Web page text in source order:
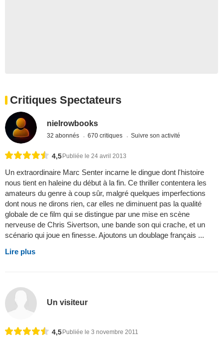
Critiques Spectateurs
nielrowbooks
32 abonnés 670 critiques Suivre son activité
4,5 Publiée le 24 avril 2013
Un extraordinaire Marc Senter incarne le dingue dont l'histoire
nous tient en haleine du début à la fin. Ce thriller contentera les
amateurs du genre à coup sûr, malgré quelques imperfections
dont nous ne dirons rien, car elles ne diminuent pas la qualité
globale de ce film qui se distingue par une mise en scène
nerveuse de Chris Sivertson, une bande son qui crache, et un
scénario qui joue en finesse. Ajoutons un doublage français ...
Lire plus
Un visiteur
4,5Publiée le 3 novembre 2011